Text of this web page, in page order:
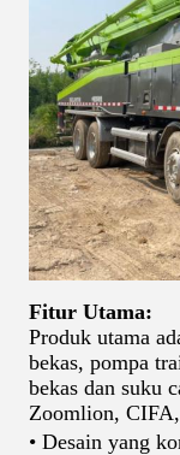
Fitur Utama:
Produk utama
bekas, pompa
bekas dan suku
Zoomlion,
• Desain yang